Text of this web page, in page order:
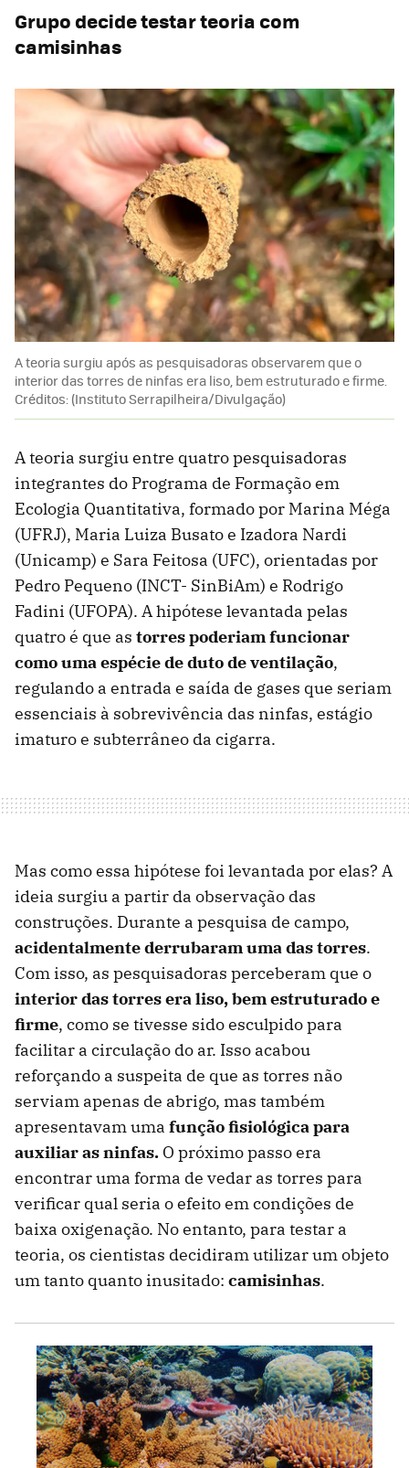
Grupo decide testar teoria com
camisinhas
A teoria surgiu após as pesquisadoras observarem que o
interior das torres de ninfas era liso, bem estruturado e firme.
Créditos: (Instituto Serrapilheira/Divulgação)
A teoria surgiu entre quatro pesquisadoras
integrantes do Programa de Formação em
Ecologia Quantitativa, formado por Marina Méga
(UFRJ), Maria Luiza Busato e Izadora Nardi
(Unicamp) e Sara Feitosa (UFC), orientadas por
Pedro Pequeno (INCT- SinBiAm) e Rodrigo
Fadini (UFOPA). A hipótese levantada pelas
quatro é que as torres poderiam funcionar
como uma espécie de duto de ventilação,
regulando a entrada e saída de gases que seriam
essenciais à sobrevivência das ninfas, estágio
imaturo e subterrâneo da cigarra.
Mas como essa hipótese foi levantada por elas? A
ideia surgiu a partir da observação das
construções. Durante a pesquisa de campo,
acidentalmente derrubaram uma das torres.
Com isso, as pesquisadoras perceberam que o
interior das torres era liso, bem estruturado e
firme, como se tivesse sido esculpido para
facilitar a circulação do ar. Isso acabou
reforçando a suspeita de que as torres não
serviam apenas de abrigo, mas também
apresentavam uma função fisiológica para
auxiliar as ninfas. O próximo passo era
encontrar uma forma de vedar as torres para
verificar qual seria o efeito em condições de
baixa oxigenação. No entanto, para testar a
teoria, os cientistas decidiram utilizar um objeto
um tanto quanto inusitado: camisinhas.